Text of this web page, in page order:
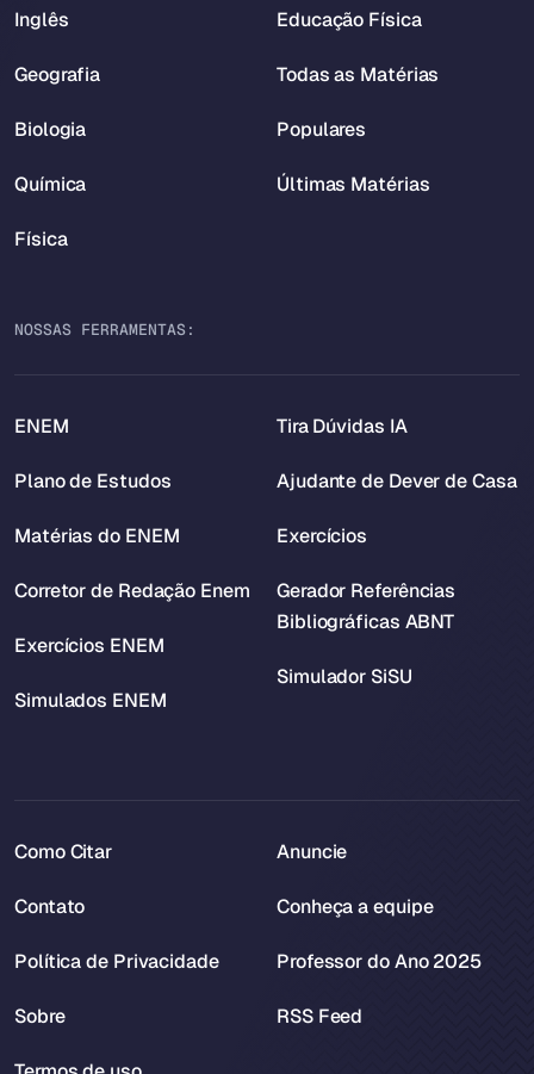
Inglês
Geografia
Biologia
Química
Física
Educação Física
Todas as Matérias
Populares
Últimas Matérias
NOSSAS FERRAMENTAS:
ENEM
Plano de Estudos
Matérias do ENEM
Corretor de Redação Enem
Exercícios ENEM
Simulados ENEM
Tira Dúvidas IA
Ajudante de Dever de Casa
Exercícios
Gerador Referências
Bibliográficas ABNT
Simulador SiSU
Como Citar
Contato
Política de Privacidade
Sobre
Anuncie
Conheça a equipe
Professor do Ano 2025
RSS Feed